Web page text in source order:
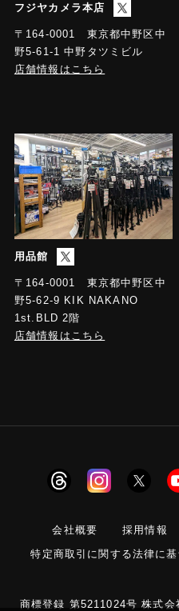
フジヤカメラ本店
〒164-0001 東京都中野区中
野5-61-1 中野タツミビル
店舗情報はこちら
用品館
〒164-0001 東京都中野区中
野5-62-9 KIK NAKANO
1st.BLD 2階
店舗情報はこちら
会社概要 採用情報
特定商取引に関する法律に
商標登録 第5211024号 株式会